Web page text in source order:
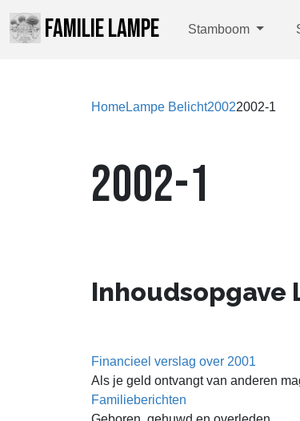
FAMILIE LAMPE Stamboom
HomeLampe Belicht20022002-1
2002-1
Inhoudsopgave
Financieel verslag over 2001
Als je geld ontvangt van anderen
Familieberichten